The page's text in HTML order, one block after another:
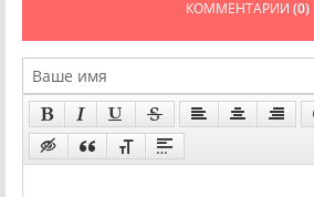
КОММЕНТАРИИ (0)